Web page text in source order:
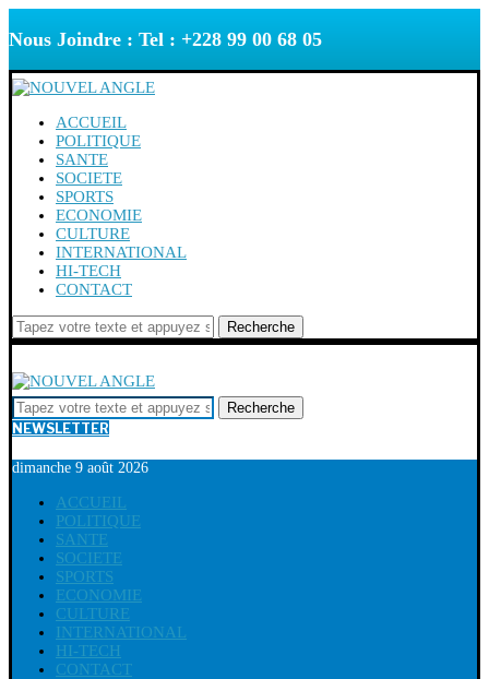
Nous Joindre : Tel : +228 99 00 68 05
ACCUEIL
POLITIQUE
SANTE
SOCIETE
SPORTS
ECONOMIE
CULTURE
INTERNATIONAL
HI-TECH
CONTACT
Recherche
Recherche
NEWSLETTER
dimanche 9 août 2026
ACCUEIL
POLITIQUE
SANTE
SOCIETE
SPORTS
ECONOMIE
CULTURE
INTERNATIONAL
HI-TECH
CONTACT